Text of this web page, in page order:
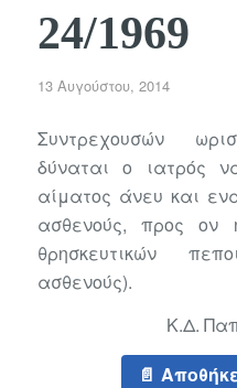
24/1969
13 Αυγούστου, 2014
Συντρεχουσών
δύναται ο ιατρός
αίματος άνευ και
ασθενούς, προς ον
θρησκευτικών
ασθενούς).
Κ.Δ.